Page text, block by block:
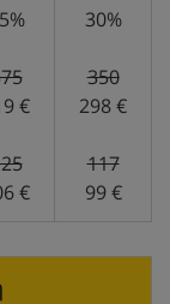
30%
€
350
298 €
€
117
99 €